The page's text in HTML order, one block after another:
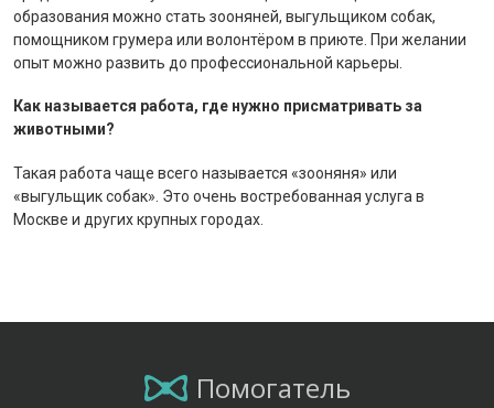
образования можно стать зооняней, выгульщиком собак,
помощником грумера или волонтёром в приюте. При желании
опыт можно развить до профессиональной карьеры.
Как называется работа, где нужно присматривать за
животными?
Такая работа чаще всего называется «зооняня» или
«выгульщик собак». Это очень востребованная услуга в
Москве и других крупных городах.
Помогатель